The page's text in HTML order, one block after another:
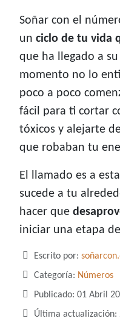
Soñar con el
un ciclo de tu vida
que ha llegado a
momento no lo
poco a poco
fácil para ti cortar
tóxicos y alejarte
que robaban tu
El llamado es a
sucede a tu
hacer que
iniciar una etapa
Detalles
Escrito por:
Categoría: Números
Publicado: 01 Abril
Última actualización: